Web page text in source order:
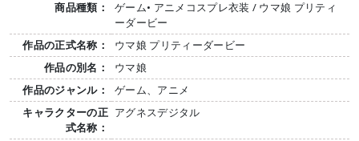
商品種類：
ゲーム• アニメコスプレ衣装 / ウマ娘 プリティ
ーダービー
作品の正式名称：
ウマ娘 プリティーダービー
作品の別名：
ウマ娘
作品のジャンル：
ゲーム、アニメ
キャラクターの正
式名称：
アグネスデジタル